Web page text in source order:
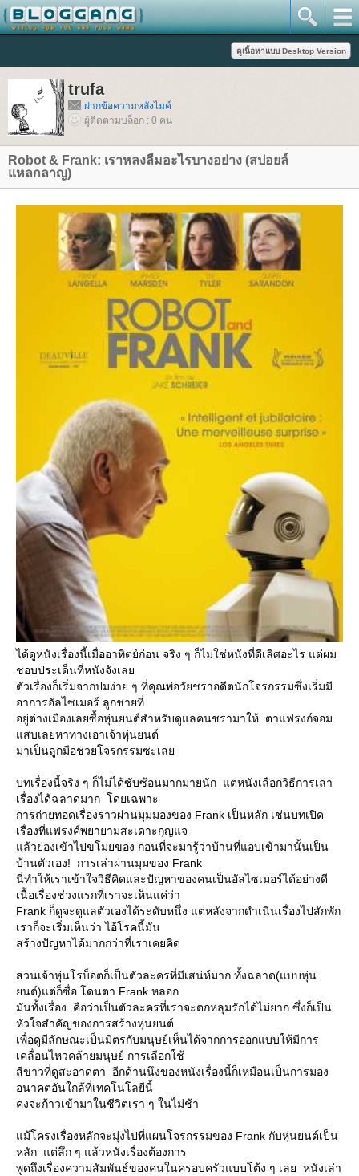
trufa
ฝากข้อความหลังไมค์
ผู้ติดตามบล็อก : 0 คน
Robot & Frank: เราหลงลืมอะไรบางอย่าง (สปอยล์
หลกลาญ)
ได้ดูหนังเรื่องนี้เมื่ออาทิตย์ก่อน จริง ๆ ก็ไม่ใช่หนังที่ดีเลิศอะไร แต่ผม
ชอบประเด็นที่หนังจังเล
ตัวเรื่องก็เริ่มจากปมง่าย ๆ ที่คุณพ่อวัยชราอดีตนักโจรกรรมซึ่งเริ่มมี
อาการอัลไซเมอร์ ลูกชายที่
อยู่ต่างเมืองเลยซื้อหุ่นยนต์สำหรับดูแลคนชรามาให้ ตาแฟรงก์จอม
สบเลยหาทางเอาเจ้าหุ่นยนต์
มาเป็นลูกมือช่วยโจรกรรมซะเล
บทเรื่องนี้จริง ๆ ก็ไม่ได้ซับซ้อนมากมายนัก แต่หนังเลือกวิธีการเล่า
เรื่องได้ฉลาดมาก โดยเฉพาะ
การถ่ายทอดเรื่องราวผ่านมุมมองของ Frank เป็นหลัก เช่นบทเปิด
เรื่องที่แฟรงค์พยายามสะเดาะกุญแจ
ล้วย่องเข้าไปขโมยของ ก่อนที่จะมารู้ว่าบ้านที่แอบเข้ามานั้นเป็น
บ้านตัวเอง! การเล่าผ่านมุมของ Frank
นี่ทำให้เราเข้าใจวิธีคิดและปัญหาของคนเป็นอัลไซเมอร์ได้อย่างดี
เนื้อเรื่องช่วงแรกที่เราจะเห็นแค่ว่า
Frank ก็ดูจะดูแลตัวเองได้ระดับหนึ่ง แต่หลังจากดำเนินเรื่องไปสักพัก
เราก็จะเริ่มเห็นว่า ไอ้โรคนี้มัน
สร้างปัญหาได้มากกว่าที่เราเคยคิด
ส่วนเจ้าหุ่นโรบ็อตก็เป็นตัวละครที่มีเสน่ห์มาก ทั้งฉลาด(แบบหุ่น
นต์)แต่ก็ซื่อ โดนตา Frank หลอก
มันทั้งเรื่อง คือว่าเป็นตัวละครที่เราจะตกหลุมรักได้ไม่ยาก ซึ่งก็เป็น
หัวใจสำคัญของการสร้างหุ่นยนต์
เพื่อดูมีลักษณะเป็นมิตรกับมนุษย์เห็นได้จากการออกแบบให้มีการ
เคลื่อนไหวคล้ายมนุษย์ การเลือกใช้
สีขาวที่ดูสะอาดตา อีกด้านนึงของหนังเรื่องนี้ก็เหมือนเป็นการมอง
อนาคตอันใกล้ที่เทคโนโลยีนี้
คงจะก้าวเข้ามาในชีวิตเรา ๆ ในไม่ช้า
ม้โครงเรื่องหลักจะมุ่งไปที่แผนโจรกรรมของ Frank กับหุ่นยนต์เป็น
หลัก แต่ลึก ๆ แล้วหนังเรื่องต้องการ
พูดถึงเรื่องความสัมพันธ์ของคนในครอบครัวแบบโต้ง ๆ เลย หนังเล่า